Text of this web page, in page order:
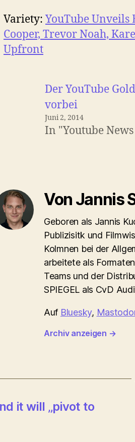
Variety: YouTube Unveils
Cooper, Trevor Noah,
Upfront
Der YouTube
vorbei
Juni 2, 2014
In "Youtube
Von Jannis
Geboren als Jannis
Publizisitk und
Kolmnen bei der
arbeitete als
Teams und der
SPIEGEL als CvD
Auf Bluesky,
Archiv anzeigen →
it will „pivot to